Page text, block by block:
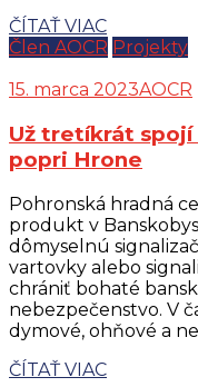
ČÍTAŤ VIAC
Člen AOCR Projekty
15. marca 2023AOCR
Už tretíkrát spojí
popri Hrone
Pohronská hradná
produkt v
dômyselnú
vartovky alebo
chrániť bohaté
nebezpečenstvo. V
dymové, ohňové a
ČÍTAŤ VIAC